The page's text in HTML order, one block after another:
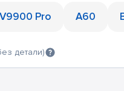
Pro A60
детали)